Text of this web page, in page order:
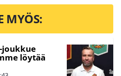
MYÖS:
joukkue
löytää